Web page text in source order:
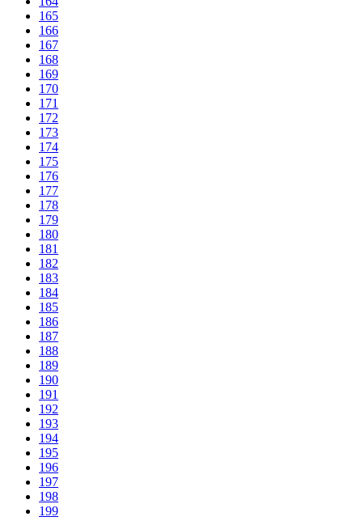
165
166
167
168
169
170
171
172
173
174
175
176
177
178
179
180
181
182
183
184
185
186
187
188
189
190
191
192
193
194
195
196
197
198
199